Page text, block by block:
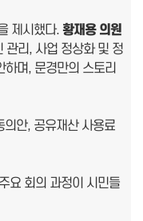
제시했다. 황재용 의원
관리, 사업 정상화 및 정
며, 문경만의 스토리
안, 공유재산 사용료
요 회의 과정이 시민들